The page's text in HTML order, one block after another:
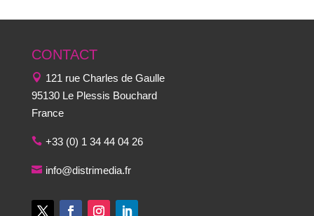
CONTACT
121 rue Charles de Gaulle
95130 Le Plessis Bouchard
France
+33 (0) 1 34 44 04 26
info@distrimedia.fr